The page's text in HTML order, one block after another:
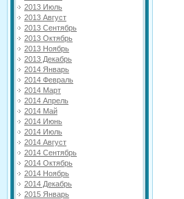
2013 Июль
2013 Август
2013 Сентябрь
2013 Октябрь
2013 Ноябрь
2013 Декабрь
2014 Январь
2014 Февраль
2014 Март
2014 Апрель
2014 Май
2014 Июнь
2014 Июль
2014 Август
2014 Сентябрь
2014 Октябрь
2014 Ноябрь
2014 Декабрь
2015 Январь